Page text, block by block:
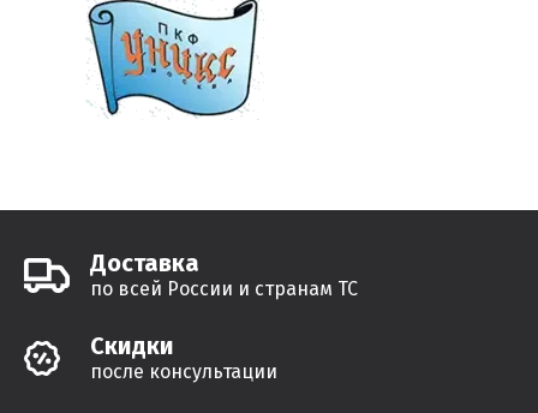
Доставка
по всей России и странам ТС
Cкидки
после консультации